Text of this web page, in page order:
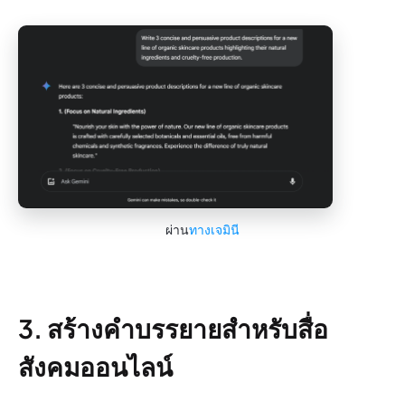
ผ่านทางเจมินี
3. สร้างคำบรรยายสำหรับสื่อ
สังคมออนไลน์